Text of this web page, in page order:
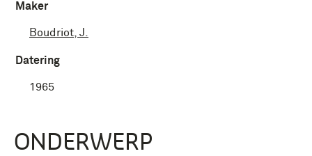
Maker
Boudriot, J.
Datering
1965
ONDERWERP